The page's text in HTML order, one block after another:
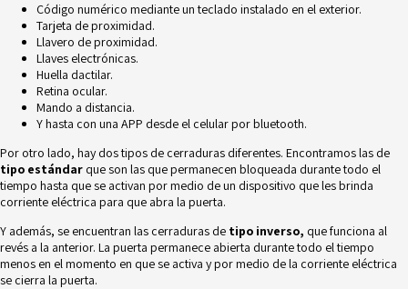
Código numérico mediante un teclado instalado en el exterior.
Tarjeta de proximidad.
Llavero de proximidad.
Llaves electrónicas.
Huella dactilar.
Retina ocular.
Mando a distancia.
Y hasta con una APP desde el celular por bluetooth.
Por otro lado, hay dos tipos de cerraduras diferentes. Encontramos las de
tipo estándar que son las que permanecen bloqueada durante todo el
tiempo hasta que se activan por medio de un dispositivo que les brinda
corriente eléctrica para que abra la puerta.
Y además, se encuentran las cerraduras de tipo inverso, que funciona al
revés a la anterior. La puerta permanece abierta durante todo el tiempo
menos en el momento en que se activa y por medio de la corriente eléctrica
se cierra la puerta.